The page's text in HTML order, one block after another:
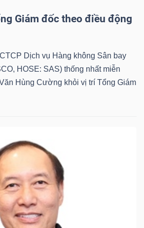
Giám đốc theo điều động
Dịch vụ Hàng không Sân bay
HOSE: SAS) thống nhất miễn
Hùng Cường khỏi vị trí Tổng Giám